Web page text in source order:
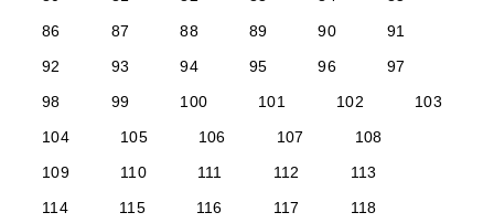
86
87 88 89 90
91
92
93 94 95 96
97
98
99 100 101 102
103
104
105 106 107
108
109
110 111 112
113
114
115 116 117
118